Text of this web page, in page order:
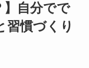
】自分でで
習慣づくり